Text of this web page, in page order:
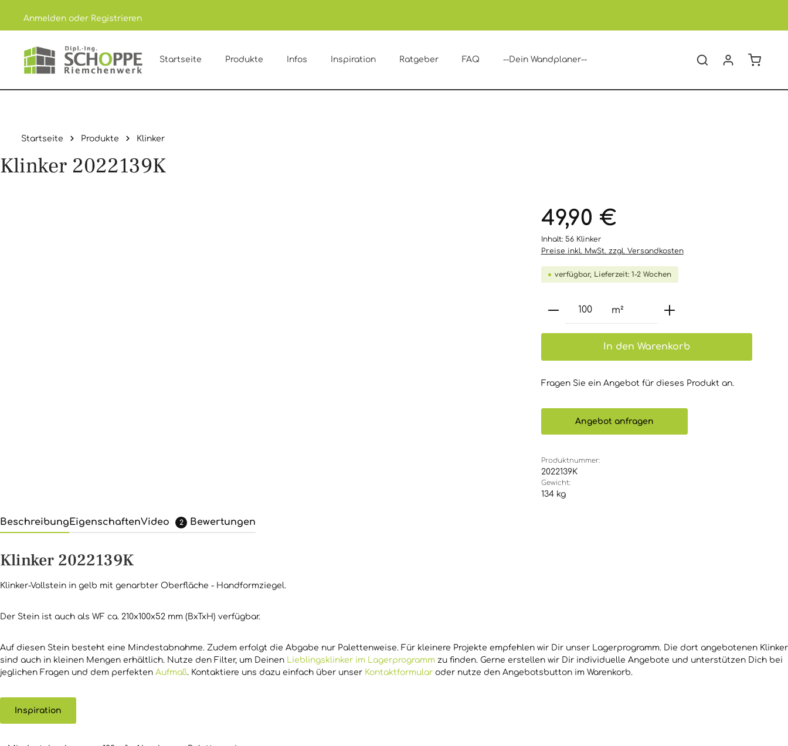
Hauptinhalt springen
Zur Hauptnavigation springen
Anmelden oder Registrieren
Startseite Produkte Infos Inspiration Ratgeber FAQ --Dein Wandplaner--
Startseite Produkte Klinker
Klinker 2022139K
49,90 €
Inhalt: 56 Klinker
Preise inkl. MwSt. zzgl. Versandkosten
verfügbar, Lieferzeit: 1-2 Wochen
Produkt Anzahl: Gib den
m²
In den Warenkorb
Fragen Sie ein Angebot für dieses Produkt an.
Angebot anfragen
Produktnummer:
2022139K
Gewicht:
134 kg
BeschreibungEigenschaftenVideo 2 Bewertungen
Klinker 2022139K
Klinker-Vollstein in gelb mit genarbter Oberfläche - Handformziegel.
Der Stein ist auch als WF ca. 210x100x52 mm (BxTxH) verfügbar.
Auf diesen Stein besteht eine Mindestabnahme. Zudem erfolgt die Abgabe nur Palettenweise. Für kleinere Projekte empfehlen wir Dir unser Lagerprogramm. Die dort angebotenen Klinker
sind auch in kleinen Mengen erhältlich. Nutze den Filter, um Deinen Lieblingsklinker im Lagerprogramm zu finden. Gerne erstellen wir Dir individuelle Angebote und unterstützen Dich bei
jeglichen Fragen und dem perfekten Aufmaß. Kontaktiere uns dazu einfach über unser Kontaktformular oder nutze den Angebotsbutton im Warenkorb.
Inspiration